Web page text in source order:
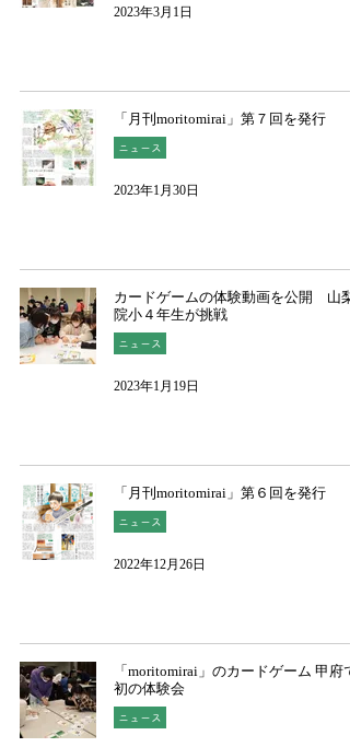
2023年3月1日
「月刊moritomirai」第７回を発行
ニュース
2023年1月30日
カードゲームの体験動画を公開 山
院小４年生が挑戦
ニュース
2023年1月19日
「月刊moritomirai」第６回を発行
ニュース
2022年12月26日
「moritomirai」のカードゲーム 甲府で
初の体験会
ニュース